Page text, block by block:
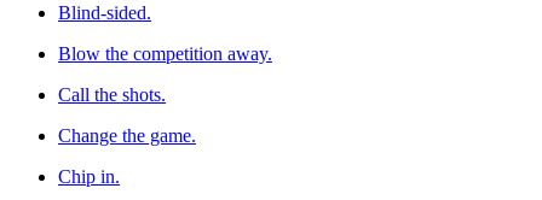
Blind-sided.
Blow the competition away.
Call the shots.
Change the game.
Chip in.